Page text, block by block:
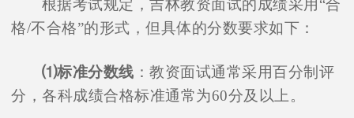
根据考试规定，吉林教资面试的成绩采用“合
格/不合格”的形式，但具体的分数要求如下：
⑴标准分数线 ：教资面试通常采用百分制评
分，各科成绩合格标准通常为60分及以上。